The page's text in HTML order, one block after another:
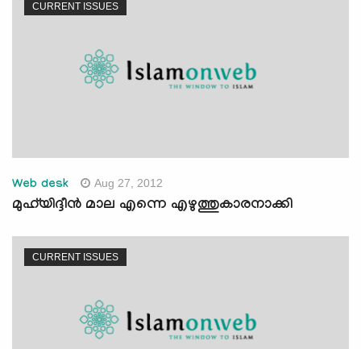
CURRENT ISSUES
Web desk Aug 27, 2012
മുഹ്‌യിദ്ദീന്‍ മാല എന്നെ എഴുത്തുകാരനാക്കി
CURRENT ISSUES